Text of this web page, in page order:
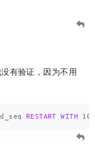
有验证，因为不用
RESTART WITH